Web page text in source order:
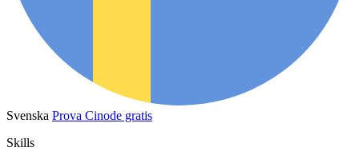
Svenska Prova Cinode gratis
Skills